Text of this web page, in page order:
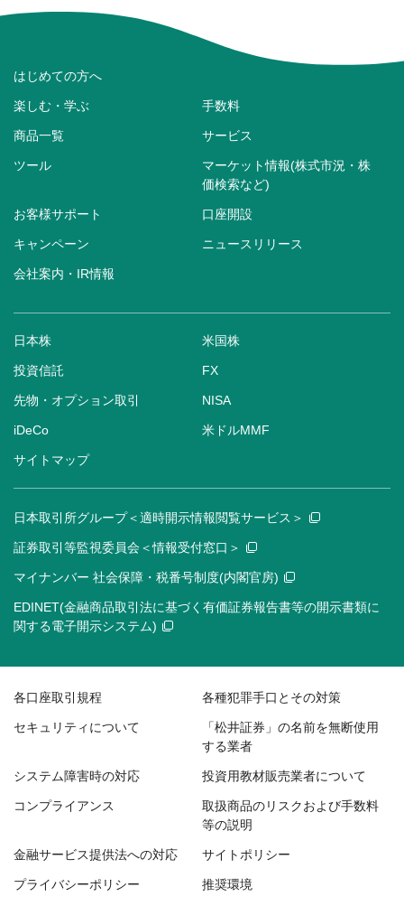
はじめての方へ
楽しむ・学ぶ 手数料
商品一覧 サービス
ツール
マーケット情報(株式市況・株
価検索など)
お客様サポート 口座開設
キャンペーン ニュースリリース
会社案内・IR情報
日本株 米国株
投資信託 FX
先物・オプション取引 NISA
iDeCo 米ドルMMF
サイトマップ
日本取引所グループ＜適時開示情報閲覧サービス＞
証券取引等監視委員会＜情報受付窓口＞
マイナンバー 社会保障・税番号制度(内閣官房)
EDINET(金融商品取引法に基づく有価証券報告書等の開示書類に
関する電子開示システム)
各口座取引規程 各種犯罪手口とその対策
セキュリティについて
「松井証券」の名前を無断使用
する業者
システム障害時の対応 投資用教材販売業者について
コンプライアンス
取扱商品のリスクおよび手数料
等の説明
金融サービス提供法への対応 サイトポリシー
プライバシーポリシー 推奨環境